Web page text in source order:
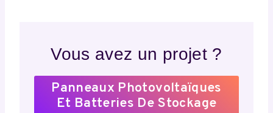
Vous avez un projet ?
Panneaux Photovoltaïques
Et Batteries De Stockage